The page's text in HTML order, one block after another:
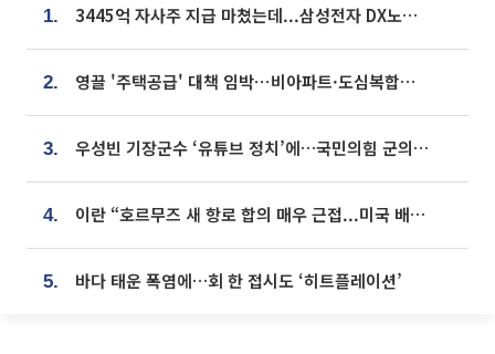
1. 3445억 자사주 지급 마쳤는데...삼성전자 DX노조, 뒤늦은 '떼쓰기 집회'
2. 영끌 '주택공급' 대책 임박⋯비아파트·도심복합까지 총동원
3. 우성빈 기장군수 ‘유튜브 정치’에…국민의힘 군의원들 집단 반발
4. 이란 “호르무즈 새 항로 합의 매우 근접...미국 배상 먼저”
5. 바다 태운 폭염에…회 한 접시도 ‘히트플레이션’